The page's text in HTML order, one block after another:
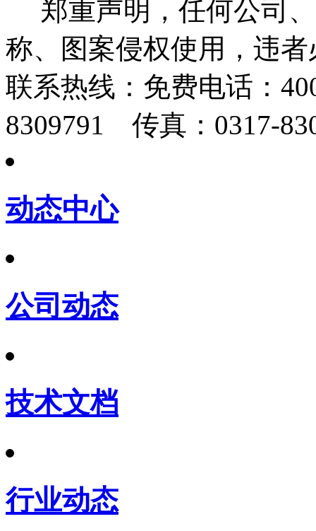
郑重声明，任何公司
称、图案侵权使用，违
联系热线： 免费电话：
8309791 传真：0317-
动态中心
公司动态
技术文档
行业动态